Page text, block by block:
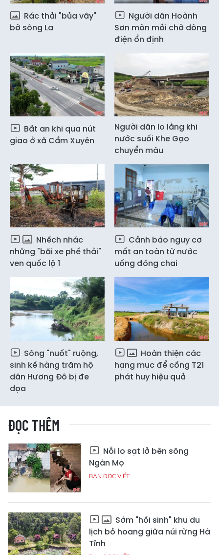
Rác thải "bủa vây"
bờ sông La
Người dân Hoành
Sơn mòn mỏi chờ dòng
điện ổn định
Bất an khi qua nút
giao ở xã Cẩm Xuyên
Người dân lo lắng khi
nước suối Khe Gạo
chuyển màu
Nhếch nhác
những "bãi xe phế thải"
ven quốc lộ 1
Cảnh báo nguy cơ
mất an toàn từ nước
uống đóng chai
Sông "nuốt" ruộng,
sinh kế hàng trăm hộ
dân Hương Đô bị đe
dọa
Hoàn thiện các
hạng mục để cống T21
phát huy hiệu quả
ĐỌC THÊM
Nỗi lo sạt lở bên sông
Ngàn Mọ
BẠN ĐỌC VIẾT
Sớm "hồi sinh" khu du
lịch bỏ hoang giữa núi rừng Hà
Tĩnh